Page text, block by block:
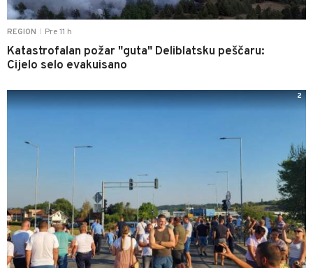
REGION Pre 11 h
Katastrofalan požar "guta" Deliblatsku peščaru:
Cijelo selo evakuisano
2